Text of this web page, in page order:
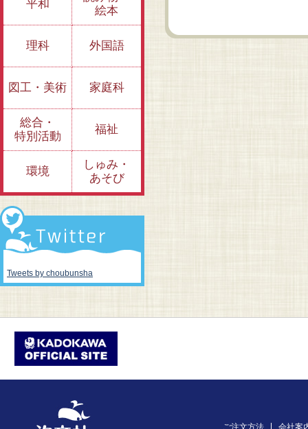
平和
絵本
理科 外国語
図工・美術 家庭科
総合・
特別活動
福祉
環境
しゅみ・
あそび
Tweets by choubunsha